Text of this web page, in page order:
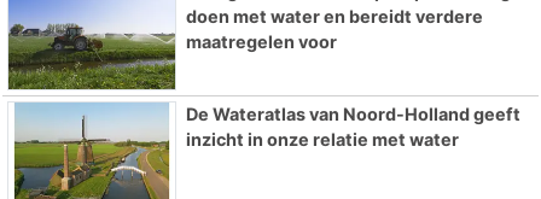
doen met water en bereidt verdere
maatregelen voor
De Wateratlas van Noord-Holland geeft
inzicht in onze relatie met water